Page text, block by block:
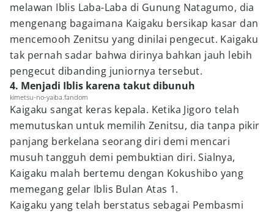
melawan Iblis Laba-Laba di Gunung Natagumo, dia
mengenang bagaimana Kaigaku bersikap kasar dan
mencemooh Zenitsu yang dinilai pengecut. Kaigaku
tak pernah sadar bahwa dirinya bahkan jauh lebih
pengecut dibanding juniornya tersebut.
4. Menjadi Iblis karena takut dibunuh
kimetsu-no-yaiba.fandom
Kaigaku sangat keras kepala. Ketika Jigoro telah
memutuskan untuk memilih Zenitsu, dia tanpa pikir
panjang berkelana seorang diri demi mencari
musuh tangguh demi pembuktian diri. Sialnya,
Kaigaku malah bertemu dengan Kokushibo yang
memegang gelar Iblis Bulan Atas 1.
Kaigaku yang telah berstatus sebagai Pembasmi